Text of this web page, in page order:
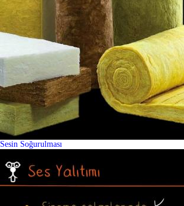
Sesin Soğurulması